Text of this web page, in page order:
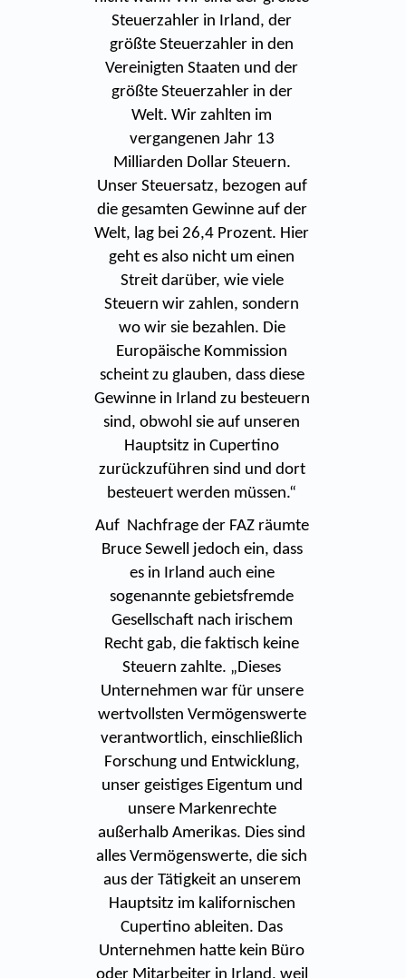
Steuerzahler in Irland, der
größte Steuerzahler in den
Vereinigten Staaten und der
größte Steuerzahler in der
Welt. Wir zahlten im
vergangenen Jahr 13
Milliarden Dollar Steuern.
Unser Steuersatz, bezogen auf
die gesamten Gewinne auf der
Welt, lag bei 26,4 Prozent. Hier
geht es also nicht um einen
Streit darüber, wie viele
Steuern wir zahlen, sondern
wo wir sie bezahlen. Die
Europäische Kommission
scheint zu glauben, dass diese
Gewinne in Irland zu besteuern
sind, obwohl sie auf unseren
Hauptsitz in Cupertino
zurückzuführen sind und dort
besteuert werden müssen.“
Auf Nachfrage der FAZ räumte
Bruce Sewell jedoch ein, dass
es in Irland auch eine
sogenannte gebietsfremde
Gesellschaft nach irischem
Recht gab, die faktisch keine
Steuern zahlte. „Dieses
Unternehmen war für unsere
wertvollsten Vermögenswerte
verantwortlich, einschließlich
Forschung und Entwicklung,
unser geistiges Eigentum und
unsere Markenrechte
außerhalb Amerikas. Dies sind
alles Vermögenswerte, die sich
aus der Tätigkeit an unserem
Hauptsitz im kalifornischen
Cupertino ableiten. Das
Unternehmen hatte kein Büro